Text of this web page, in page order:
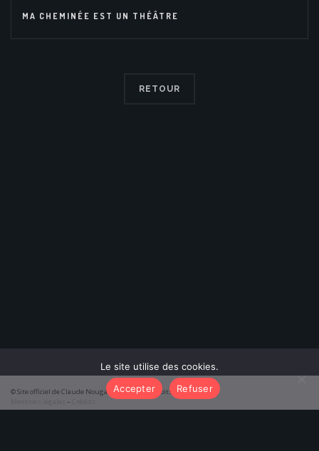
MA CHEMINÉE EST UN THÉÂTRE
RETOUR
© Site officiel de Claude Nougaro 2026 – Tous droits réservés
–
Le site utilise des cookies.
Accepter
Refuser